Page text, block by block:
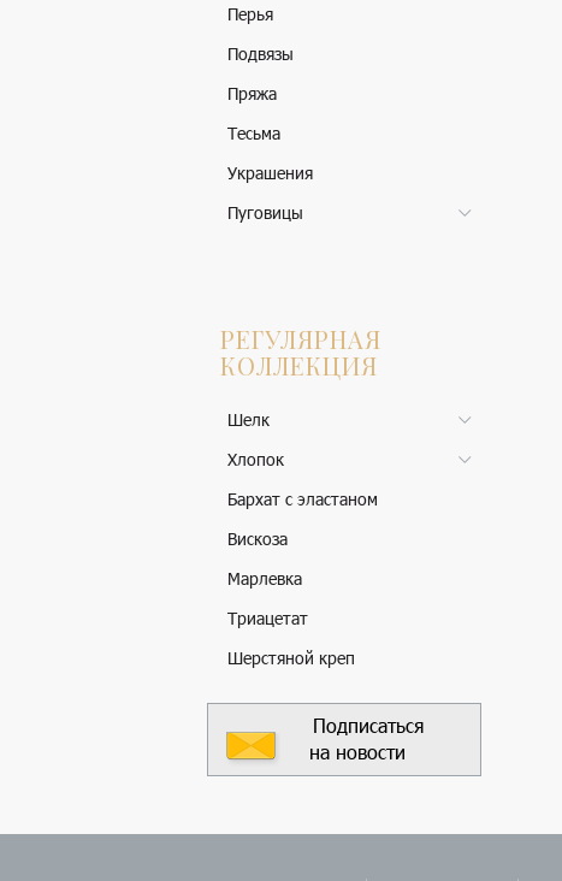
Перья
Подвязы
Пряжа
Тесьма
Украшения
Пуговицы
РЕГУЛЯРНАЯ
КОЛЛЕКЦИЯ
Шелк
Хлопок
Бархат с эластаном
Вискоза
Марлевка
Триацетат
Шерстяной креп
Подписаться
на новости